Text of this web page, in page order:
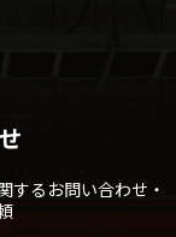
するお問い合わせ・